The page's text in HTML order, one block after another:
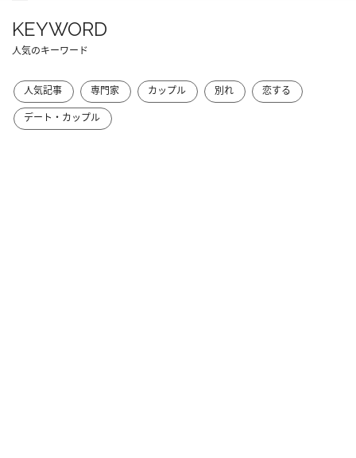
KEYWORD
人気のキーワード
人気記事 専門家 カップル 別れ
恋する
デート・カップル